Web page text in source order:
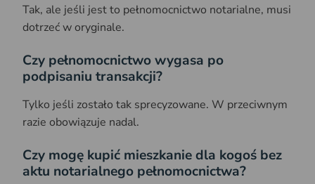
Tak, ale jeśli jest to pełnomocnictwo notarialne, musi
dotrzeć w oryginale.
Czy pełnomocnictwo wygasa po
podpisaniu transakcji?
Tylko jeśli zostało tak sprecyzowane. W przeciwnym
razie obowiązuje nadal.
Czy mogę kupić mieszkanie dla kogoś bez
aktu notarialnego pełnomocnictwa?